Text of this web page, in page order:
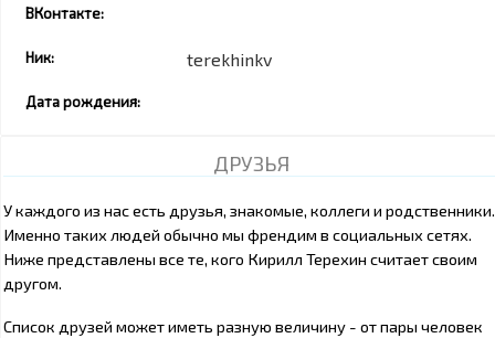
ВКонтакте:
Ник: terekhinkv
Дата рождения:
ДРУЗЬЯ
У каждого из нас есть друзья, знакомые, коллеги и родственники.
Именно таких людей обычно мы френдим в социальных сетях.
Ниже представлены все те, кого Кирилл Терехин считает своим
другом.
Список друзей может иметь разную величину - от пары человек